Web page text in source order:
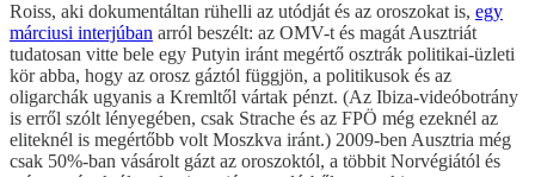
Roiss, aki dokumentáltan rühelli az utódját és az oroszokat is, egy
márciusi interjúban arról beszélt: az OMV-t és magát Ausztriát
tudatosan vitte bele egy Putyin iránt megértő osztrák politikai-üzleti
kör abba, hogy az orosz gáztól függjön, a politikusok és az
oligarchák ugyanis a Kremltől vártak pénzt. (Az Ibiza-videóbotrány
is erről szólt lényegében, csak Strache és az FPÖ még ezeknél az
eliteknél is megértőbb volt Moszkva iránt.) 2009-ben Ausztria még
csak 50%-ban vásárolt gázt az oroszoktól, a többit Norvégiától és